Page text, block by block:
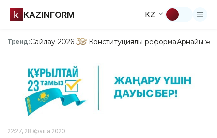
KAZINFORM KZ
Тренд:Сайлау-2026 Конституциялық реформаАрнайы
22:27, 28 Қараша 2020